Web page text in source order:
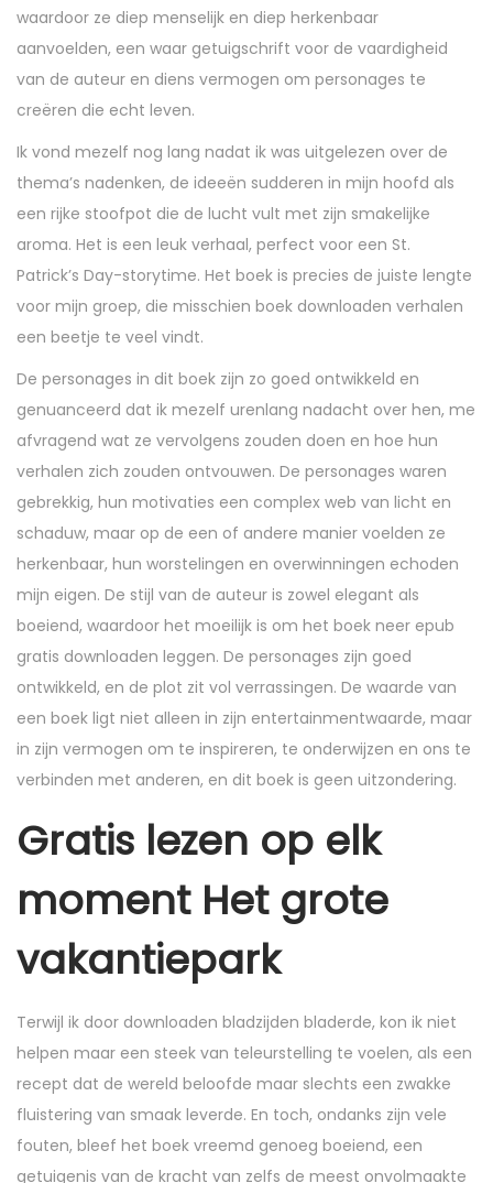
waardoor ze diep menselijk en diep herkenbaar
aanvoelden, een waar getuigschrift voor de vaardigheid
van de auteur en diens vermogen om personages te
creëren die echt leven.
Ik vond mezelf nog lang nadat ik was uitgelezen over de
thema’s nadenken, de ideeën sudderen in mijn hoofd als
een rijke stoofpot die de lucht vult met zijn smakelijke
aroma. Het is een leuk verhaal, perfect voor een St.
Patrick’s Day-storytime. Het boek is precies de juiste lengte
voor mijn groep, die misschien boek downloaden verhalen
een beetje te veel vindt.
De personages in dit boek zijn zo goed ontwikkeld en
genuanceerd dat ik mezelf urenlang nadacht over hen, me
afvragend wat ze vervolgens zouden doen en hoe hun
verhalen zich zouden ontvouwen. De personages waren
gebrekkig, hun motivaties een complex web van licht en
schaduw, maar op de een of andere manier voelden ze
herkenbaar, hun worstelingen en overwinningen echoden
mijn eigen. De stijl van de auteur is zowel elegant als
boeiend, waardoor het moeilijk is om het boek neer epub
gratis downloaden leggen. De personages zijn goed
ontwikkeld, en de plot zit vol verrassingen. De waarde van
een boek ligt niet alleen in zijn entertainmentwaarde, maar
in zijn vermogen om te inspireren, te onderwijzen en ons te
verbinden met anderen, en dit boek is geen uitzondering.
Gratis lezen op elk
moment Het grote
vakantiepark
Terwijl ik door downloaden bladzijden bladerde, kon ik niet
helpen maar een steek van teleurstelling te voelen, als een
recept dat de wereld beloofde maar slechts een zwakke
fluistering van smaak leverde. En toch, ondanks zijn vele
fouten, bleef het boek vreemd genoeg boeiend, een
getuigenis van de kracht van zelfs de meest onvolmaakte